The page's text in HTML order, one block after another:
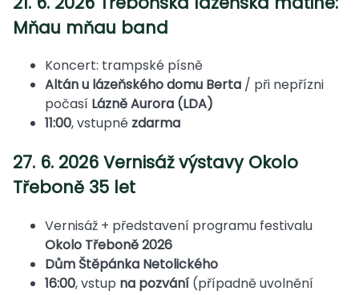
Mňau mňau band
Koncert: trampské písně
Altán u lázeňského domu Berta / při nepřízni
počasí Lázně Aurora (LDA)
11:00, vstupné zdarma
27. 6. 2026 Vernisáž výstavy Okolo
Třeboně 35 let
Vernisáž + představení programu festivalu
Okolo Třeboně 2026
Dům Štěpánka Netolického
16:00, vstup na pozvání (případně uvolnění